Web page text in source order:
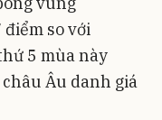
so với
5 mùa này
Âu danh giá